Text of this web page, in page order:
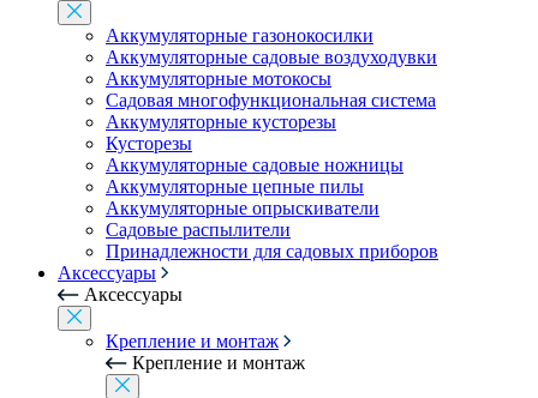
Аккумуляторные газонокосилки
Аккумуляторные садовые воздуходувки
Аккумуляторные мотокосы
Садовая многофункциональная система
Аккумуляторные кусторезы
Кусторезы
Аккумуляторные садовые ножницы
Аккумуляторные цепные пилы
Аккумуляторные опрыскиватели
Садовые распылители
Принадлежности для садовых приборов
Аксессуары
Аксессуары
Крепление и монтаж
Крепление и монтаж